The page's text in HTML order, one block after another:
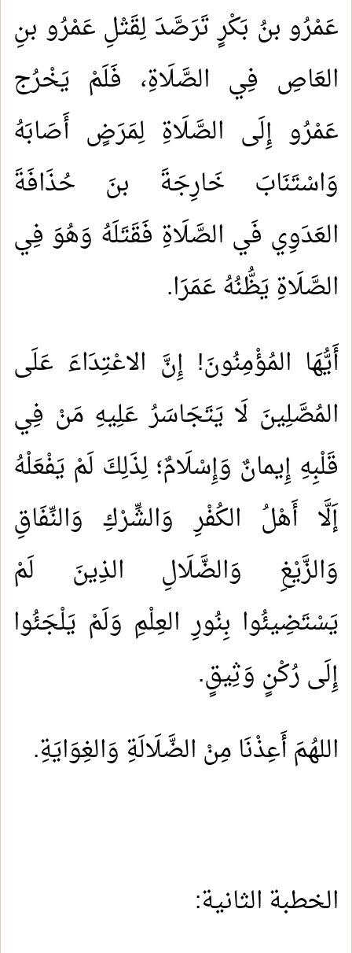
عَمْرُو بنُ بَكْرٍ تَرَصَّدَ لِقَتْلِ عَمْرُو بنِ
العَاصِ فِي الصَّلَاةِ، فَلَمْ يَخْرُج
عَمْرُو إِلَى الصَّلَاةِ لِمَرَضٍ أَصَابَهُ
وَاسْتَنَابَ خَارِجَةَ بنَ حُذَافَةَ
العَدَوِي فَي الصَّلَاةِ فَقَتَلَهُ وَهُوَ فِي
الصَّلَاةِ يَظُّنُهُ عَمَرَا.
أَيُّهَا المُؤْمِنُونَ! إِنَّ الاعْتِدَاءَ عَلَى
المُصَّلِينَ لَا يَتَجَاسَرُ عَلِيهِ مَنْ فِي
قَلْبِهِ إِيمانٌ وَإِسْلَامٌ؛ لِذَلِكَ لَمْ يَفْعَلْهُ
إَلَّا أَهْلُ الكُفْرِ وَالشِّرْكِ وَالنِّفَاقِ
وَالزَّيْغِ وَالضَّلَالِ الذِينَ لَمْ
يَسْتَضِيئُوا بِنُورِ العِلْمِ وَلَمْ يَلْجَئُوا
إِلَى رُكْنٍ وَثِيقٍ.
اللهُمَ أَعِذْنَا مِنْ الضَّلَالَةِ وَالغِوَايَةِ.
الخطبة الثانية: